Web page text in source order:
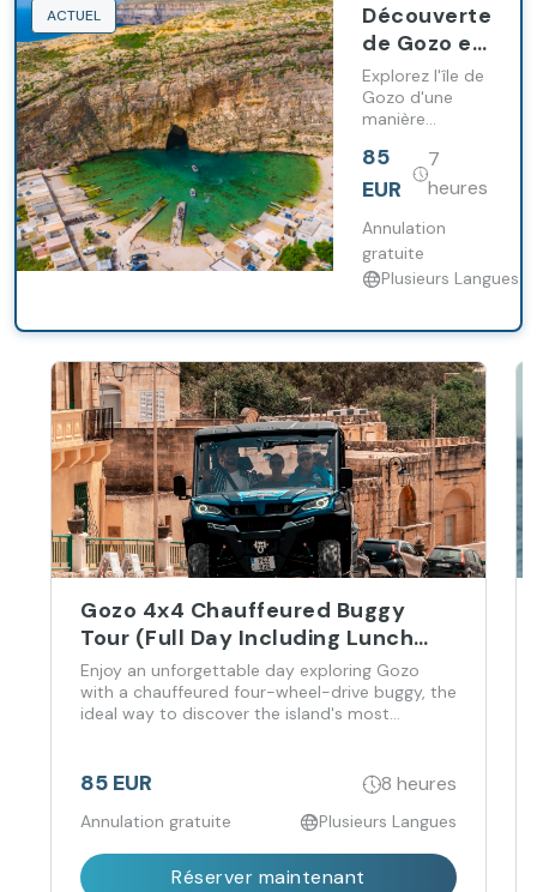
ACTUEL
Découverte
de Gozo en
Tuk-Tuk en
journée
complète
Explorez l'île de
Gozo d'une
manière
des arrêts sur
des sites
la plupart des
autres véhicules
85
EUR
7
heures
Annulation
gratuite
Plusieurs Langues
Gozo 4x4 Chauffeured Buggy
Tour (Full Day Including Lunch
and Transfers)
Enjoy an unforgettable day exploring Gozo
with a chauffeured four-wheel-drive buggy, the
ideal way to discover the island's most
charming island.
85 EUR 8 heures
Annulation gratuite Plusieurs Langues
Réserver maintenant